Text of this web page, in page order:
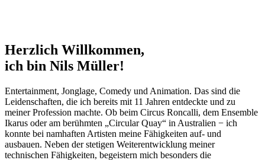
Herzlich Willkommen,
ich bin Nils Müller!
Entertainment, Jonglage, Comedy und Animation. Das sind die
Leidenschaften, die ich bereits mit 11 Jahren entdeckte und zu
meiner Profession machte. Ob beim Circus Roncalli, dem Ensemble
Ikarus oder am berühmten „Circular Quay“ in Australien − ich
konnte bei namhaften Artisten meine Fähigkeiten auf- und
ausbauen. Neben der stetigen Weiterentwicklung meiner
technischen Fähigkeiten, begeistern mich besonders die